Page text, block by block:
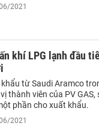
2021
khí LPG lạnh đầu
từ Saudi Aramco
thành viên của PV
phần cho xuất khẩu.
2021